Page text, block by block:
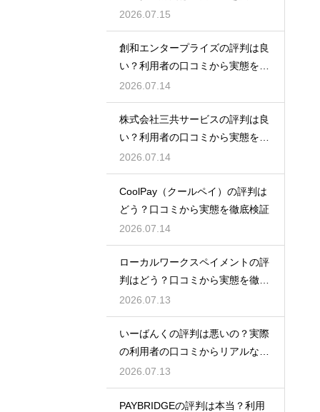
2026.07.15
創和エンタープライズの評判は良
い？利用者の口コミから実態を徹
底解説
2026.07.14
株式会社三共サービスの評判は良
い？利用者の口コミから実態を徹
底解説
2026.07.14
CoolPay（クールペイ）の評判は
どう？口コミから実態を徹底検証
2026.07.14
ローカルワークスペイメントの評
判はどう？口コミから実態を徹底
検証！
2026.07.13
いーばんくの評判は悪いの？実際
の利用者の口コミからリアルな実
態検証
2026.07.13
PAYBRIDGEの評判は本当？利用